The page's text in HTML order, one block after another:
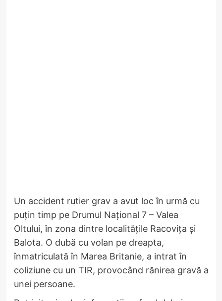
Un accident rutier grav a avut loc în urmă cu
puțin timp pe Drumul Național 7 – Valea
Oltului, în zona dintre localitățile Racovița și
Balota. O dubă cu volan pe dreapta,
înmatriculată în Marea Britanie, a intrat în
coliziune cu un TIR, provocând rănirea gravă a
unei persoane.